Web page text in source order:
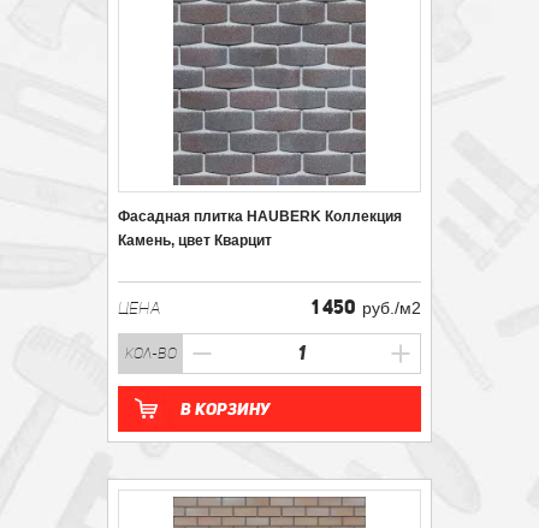
Фасадная плитка HAUBERK Коллекция
Камень, цвет Кварцит
ЦЕНА 1 450 руб./м2
кол-во
В корзину